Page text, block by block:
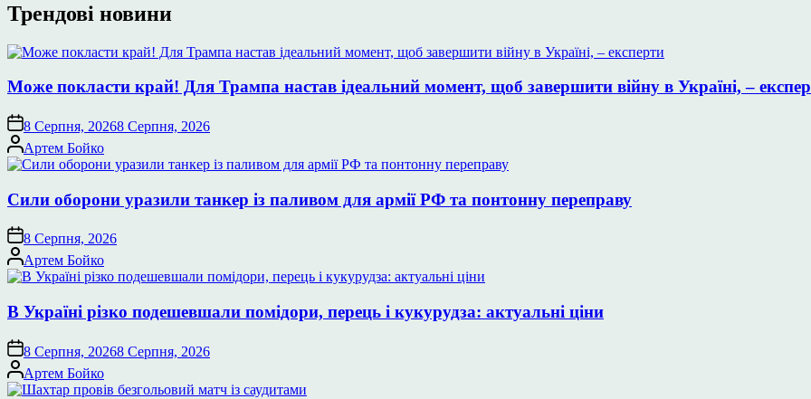
Трендові новини
Може покласти край! Для Трампа настав ідеальний момент, щоб завершити війну в Україні, –
8 Серпня, 20268 Серпня, 2026
Опубліковано
Артем Бойко
Сили оборони уразили танкер із паливом для армії РФ та понтонну переправу
8 Серпня, 2026
Опубліковано
Артем Бойко
В Україні різко подешевшали помідори, перець і кукурудза: актуальні ціни
8 Серпня, 20268 Серпня, 2026
Опубліковано
Артем Бойко